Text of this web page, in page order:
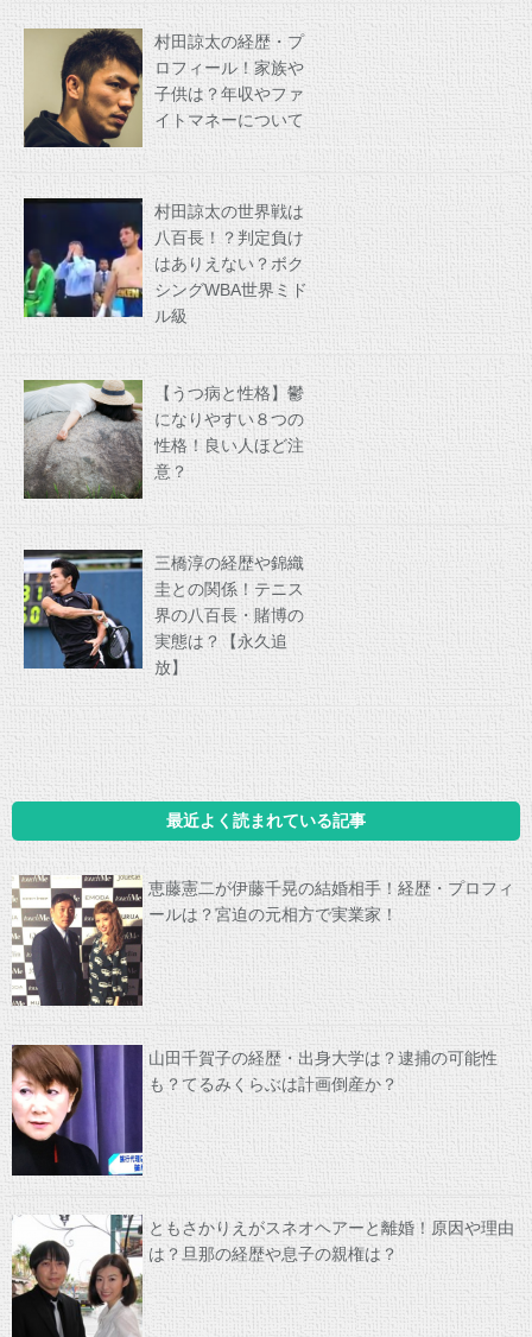
村田諒太の経歴・プ
ロフィール！家族や
子供は？年収やファ
イトマネーについて
村田諒太の世界戦は
八百長！？判定負け
はありえない？ボク
シングWBA世界ミド
ル級
【うつ病と性格】鬱
になりやすい８つの
性格！良い人ほど注
意？
三橋淳の経歴や錦織
圭との関係！テニス
界の八百長・賭博の
実態は？【永久追
放】
最近よく読まれている記事
恵藤憲二が伊藤千晃の結婚相手！経歴・プロフィ
ールは？宮迫の元相方で実業家！
山田千賀子の経歴・出身大学は？逮捕の可能性
も？てるみくらぶは計画倒産か？
ともさかりえがスネオヘアーと離婚！原因や理由
は？旦那の経歴や息子の親権は？